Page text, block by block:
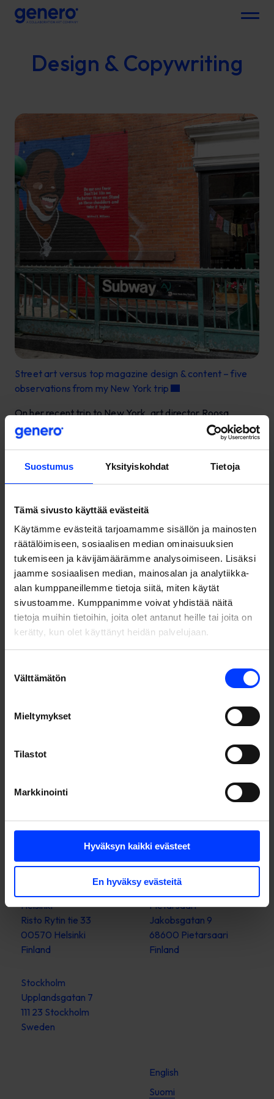
Suostumus Yksityiskohdat Tietoja
Tämä sivusto käyttää evästeitä
Käytämme evästeitä tarjoamamme sisällön ja mainosten
räätälöimiseen, sosiaalisen median ominaisuuksien
tukemiseen ja kävijämäärämme analysoimiseen. Lisäksi
jaamme sosiaalisen median, mainosalan ja analytiikka-
alan kumppaneillemme tietoja siitä, miten käytät
sivustoamme. Kumppanimme voivat yhdistää näitä
tietoja muihin tietoihin, joita olet antanut heille tai joita on
kerätty, kun olet käyttänyt heidän palvelujaan.
valinta
Välttämätön
Mieltymykset
Tilastot
Markkinointi
Hyväksyn kaikki evästeet
En hyväksy evästeitä
Menu
Design & Copywriting
Street art versus top magazine design & content – five
observations from my New York trip
On her recent trip to New York, art director Roosa
Hyrske picked up some trendy things and vibes. The
same trends were present also in the awarded
Data-driven growth
Are you unsure if you are using the right kind of messages
in your marketing? Do you want to make sure you are
media buying?
Helsinki
Risto Rytin tie 33
00570 Helsinki
Finland
Pietarsaari
Jakobsgatan 9
68600 Pietarsaari
Finland
Stockholm
Upplandsgatan 7
111 23 Stockholm
Sweden
English
Suomi